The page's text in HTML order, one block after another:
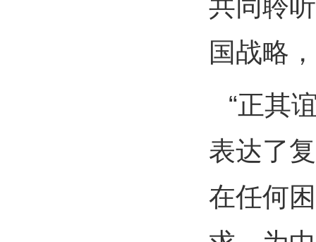
共同聆
国战略
“正其
表达了
在任何